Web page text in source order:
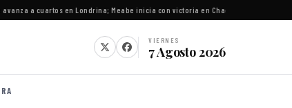
a cuartos en Londrina; Meabe inicia con victoria en Chacabuco
VIERNES
7 Agosto 2026